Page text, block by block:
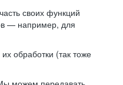
своих функций
— например, для
обработки (так тоже